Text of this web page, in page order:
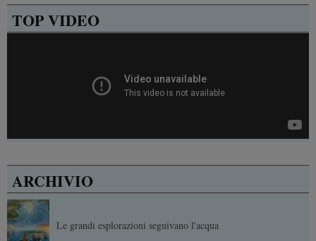
TOP VIDEO
ARCHIVIO
Le grandi esplorazioni seguivano l'acqua